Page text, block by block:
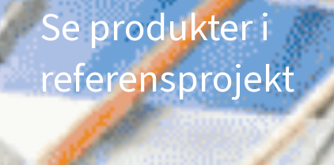
Se produkter i
referensprojekt